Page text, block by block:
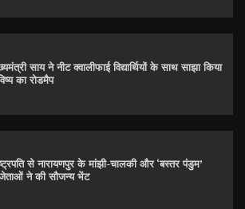
साय ने नीट क्वालीफाई विद्यार्थियों के साथ साझा किया
का रोडमैप
से नारायणपुर के मांझी-चालकी और ‘बस्तर पंडुम’
ने की सौजन्य भेंट